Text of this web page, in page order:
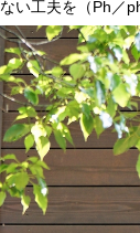
い工夫を（Ph／